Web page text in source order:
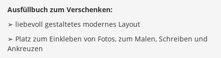
Ausfüllbuch zum Verschenken:
➢ liebevoll gestaltetes modernes Layout
➢ Platz zum Einkleben von Fotos, zum Malen, Schreiben und
Ankreuzen